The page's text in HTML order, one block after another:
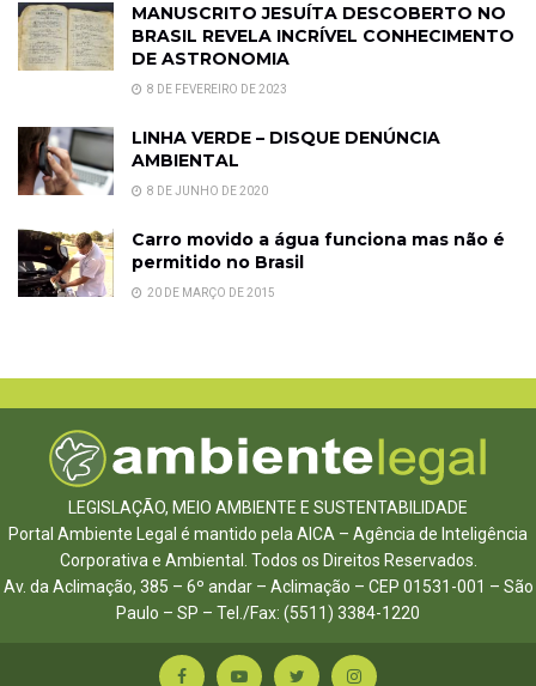
MANUSCRITO JESUÍTA DESCOBERTO NO
BRASIL REVELA INCRÍVEL CONHECIMENTO
DE ASTRONOMIA
8 DE FEVEREIRO DE 2023
LINHA VERDE – DISQUE DENÚNCIA
AMBIENTAL
8 DE JUNHO DE 2020
Carro movido a água funciona mas não é
permitido no Brasil
20 DE MARÇO DE 2015
LEGISLAÇÃO, MEIO AMBIENTE E SUSTENTABILIDADE
Portal Ambiente Legal é mantido pela AICA – Agência de Inteligência
Corporativa e Ambiental. Todos os Direitos Reservados.
Av. da Aclimação, 385 – 6º andar – Aclimação – CEP 01531-001 – São
Paulo – SP – Tel./Fax: (5511) 3384-1220